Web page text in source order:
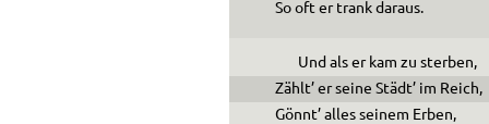
So oft er trank daraus.
Und als er kam zu sterben,
Zählt’ er seine Städt’ im Reich,
Gönnt’ alles seinem Erben,